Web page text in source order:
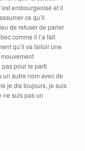
embourgeoisé et il
ce qu’il
de refuser de parler
comme il l’a fait
qu’il va falloir une
pour le parti
un autre nom avec de
je dis toujours, je suis
ne suis pas un